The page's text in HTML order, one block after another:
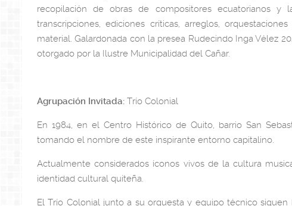
recopilación de obras de compositores ecuatorianos y
transcripciones, ediciones críticas, arreglos,
material. Galardonada con la presea Rudecindo Inga Vélez
otorgado por la Ilustre Municipalidad del Cañar.
Agrupación Invitada: Trío Colonial
En 1984, en el Centro Histórico de Quito, barrio San
tomando el nombre de este inspirante entorno capitalino.
Actualmente considerados íconos vivos de la cultura
identidad cultural quiteña.
El Trío Colonial junto a su orquesta y equipo técnico